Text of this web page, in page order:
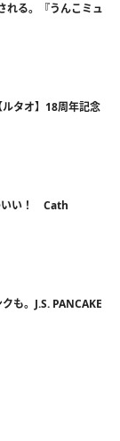
れる。『うんこミュ
タオ】18周年記念
いい！ Cath
も。J.S. PANCAKE